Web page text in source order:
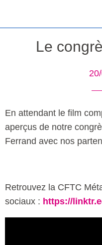
Le
En attendant le film
aperçus de notre
Ferrand avec nos
Retrouvez la CFTC
sociaux : https://